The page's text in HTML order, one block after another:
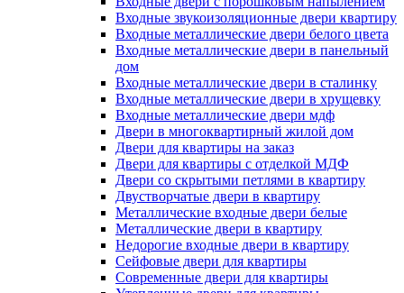
Входные звукоизоляционные двери квартиру
Входные металлические двери белого цвета
Входные металлические двери в панельный
дом
Входные металлические двери в сталинку
Входные металлические двери в хрущевку
Входные металлические двери мдф
Двери в многоквартирный жилой дом
Двери для квартиры на заказ
Двери для квартиры с отделкой МДФ
Двери со скрытыми петлями в квартиру
Двустворчатые двери в квартиру
Металлические входные двери белые
Металлические двери в квартиру
Недорогие входные двери в квартиру
Сейфовые двери для квартиры
Современные двери для квартиры